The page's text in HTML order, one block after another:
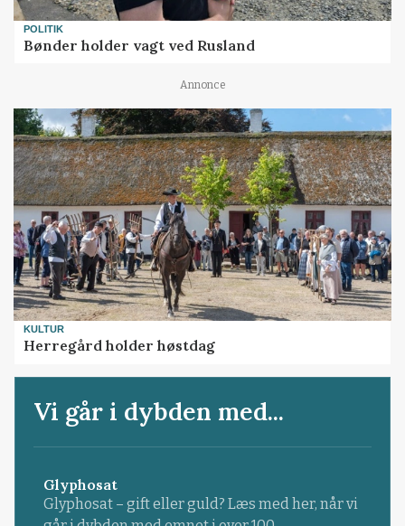
POLITIK
Bønder holder vagt ved Rusland
Annonce
KULTUR
Herregård holder høstdag
Vi går i dybden med...
Glyphosat
Glyphosat – gift eller guld? Læs med her, når vi